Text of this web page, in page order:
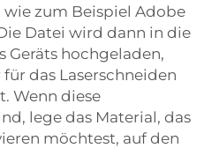
zum Beispiel Adobe
Datei wird dann in die
Geräts hochgeladen,
das Laserschneiden
Wenn diese
lege das Material, das
möchtest, auf den